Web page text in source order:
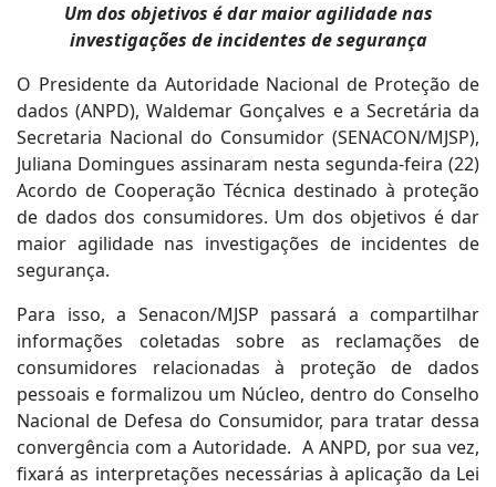
Um dos objetivos é dar maior agilidade nas
investigações de incidentes de segurança
O Presidente da Autoridade Nacional de Proteção de
dados (ANPD), Waldemar Gonçalves e a Secretária da
Secretaria Nacional do Consumidor (SENACON/MJSP),
Juliana Domingues assinaram nesta segunda-feira (22)
Acordo de Cooperação Técnica destinado à proteção
de dados dos consumidores. Um dos objetivos é dar
maior agilidade nas investigações de incidentes de
segurança.
Para isso, a Senacon/MJSP passará a compartilhar
informações coletadas sobre as reclamações de
consumidores relacionadas à proteção de dados
pessoais e formalizou um Núcleo, dentro do Conselho
Nacional de Defesa do Consumidor, para tratar dessa
convergência com a Autoridade. A ANPD, por sua vez,
fixará as interpretações necessárias à aplicação da Lei